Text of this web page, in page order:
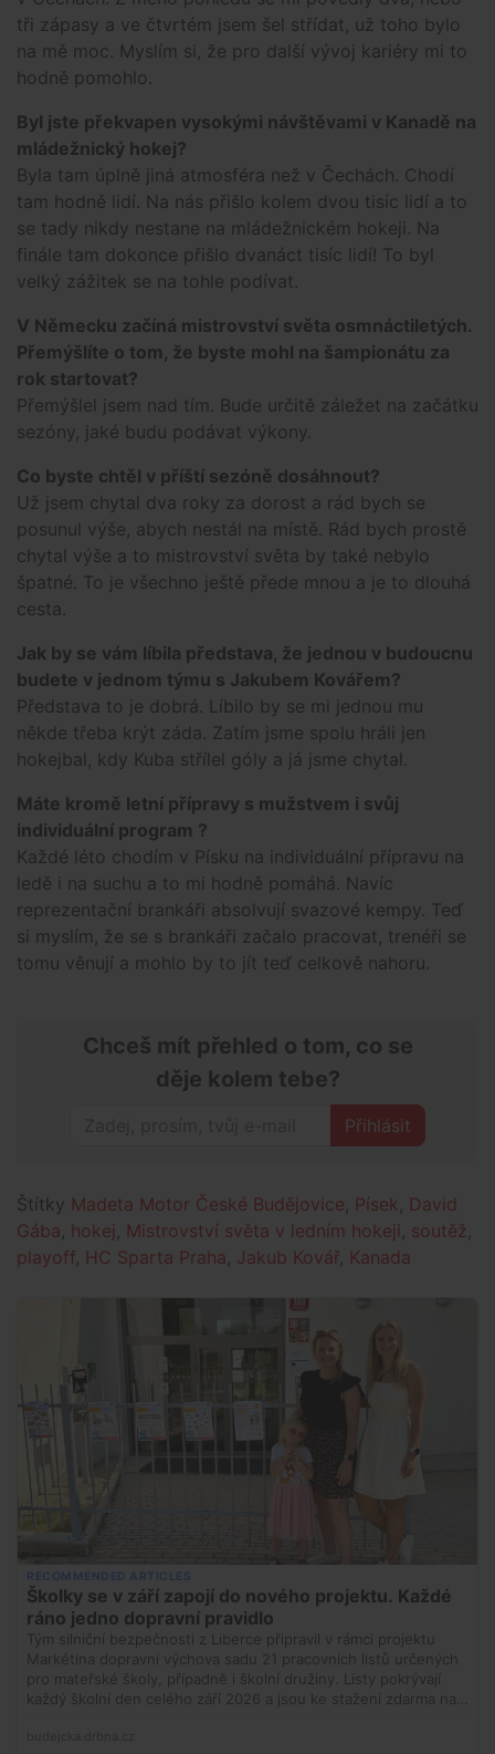
tři zápasy a ve čtvrtém jsem šel střídat, už toho bylo
na mě moc. Myslím si, že pro další vývoj kariéry mi to
hodně pomohlo.
Byl jste překvapen vysokými návštěvami v Kanadě na
mládežnický hokej?
Byla tam úplně jiná atmosféra než v Čechách. Chodí
tam hodně lidí. Na nás přišlo kolem dvou tisíc lidí a to
se tady nikdy nestane na mládežnickém hokeji. Na
finále tam dokonce přišlo dvanáct tisíc lidí! To byl
velký zážitek se na tohle podívat.
V Německu začíná mistrovství světa osmnáctiletých.
Přemýšlíte o tom, že byste mohl na šampionátu za
rok startovat?
Přemýšlel jsem nad tím. Bude určitě záležet na začátku
sezóny, jaké budu podávat výkony.
Co byste chtěl v příští sezóně dosáhnout?
Už jsem chytal dva roky za dorost a rád bych se
posunul výše, abych nestál na místě. Rád bych prostě
chytal výše a to mistrovství světa by také nebylo
špatné. To je všechno ještě přede mnou a je to dlouhá
cesta.
Jak by se vám líbila představa, že jednou v budoucnu
budete v jednom týmu s Jakubem Kovářem?
Představa to je dobrá. Líbilo by se mi jednou mu
někde třeba krýt záda. Zatím jsme spolu hráli jen
hokejbal, kdy Kuba střílel góly a já jsme chytal.
Máte kromě letní přípravy s mužstvem i svůj
individuální program ?
Každé léto chodím v Písku na individuální přípravu na
ledě i na suchu a to mi hodně pomáhá. Navíc
reprezentační brankáři absolvují svazové kempy. Teď
si myslím, že se s brankáři začalo pracovat, trenéři se
tomu věnují a mohlo by to jít teď celkově nahoru.
Chceš mít přehled o tom, co se
děje kolem tebe?
Přihlásit
Štítky Madeta Motor České Budějovice Písek
David
Gába hokej Mistrovství světa v ledním hokeji soutěž
playoff HC Sparta Praha Jakub Kovář Kanada